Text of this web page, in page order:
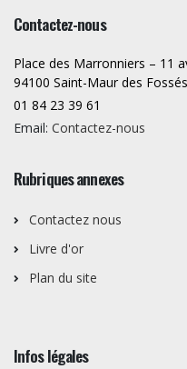
Contactez-nous
Place des Marronniers – 11
94100 Saint-Maur des
01 84 23 39 61
Email: Contactez-nous
Rubriques annexes
Contactez nous
Livre d'or
Plan du site
Infos légales